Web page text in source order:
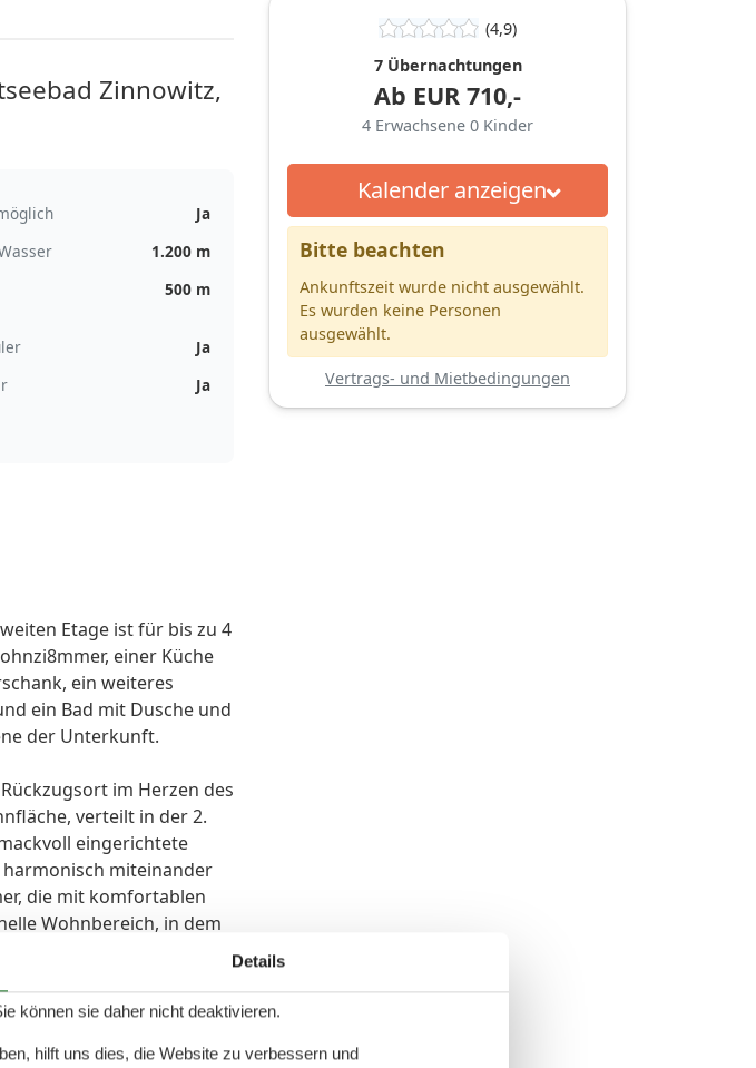
Zinnowitz,
Ja
1.200 m
500 m
Ja
Ja
Etage ist für bis zu 4
einer Küche
ein weiteres
ein Bad mit Dusche und
der Unterkunft.
im Herzen des
verteilt in der 2.
eingerichtete
miteinander
die mit komfortablen
Wohnbereich, in dem
eine dritte Person –
in einem eigenen Raum
Ceranfeld
Miteinander und lädt
der Wohnung ist
(4,9)
7 Übernachtungen
Ab EUR 710,-
4 Erwachsene 0 Kinder
Kalender anzeigen
Bitte beachten
Ankunftszeit wurde nicht ausgewählt.
Es wurden keine Personen
ausgewählt.
Vertrags- und Mietbedingungen
Details
können sie daher nicht deaktivieren.
hilft uns dies, die Website zu verbessern und